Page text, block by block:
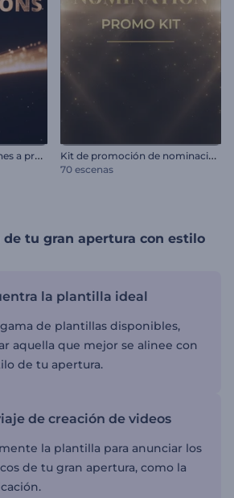
P
aquete de nominaciones a premios K
it de promoción de nominaciones a premios
70 escenas
tu gran apertura con estilo
la plantilla ideal
de plantillas disponibles,
aquella que mejor se alinee con
de tu apertura.
de creación de videos
la plantilla para anunciar los
de tu gran apertura, como la